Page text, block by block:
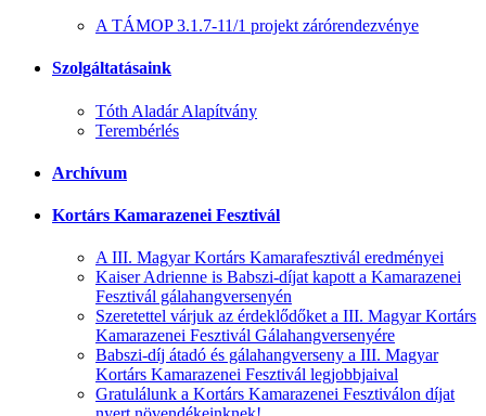
A TÁMOP 3.1.7-11/1 projekt zárórendezvénye
Szolgáltatásaink
Tóth Aladár Alapítvány
Terembérlés
Archívum
Kortárs Kamarazenei Fesztivál
A III. Magyar Kortárs Kamarafesztivál eredményei
Kaiser Adrienne is Babszi-díjat kapott a Kamarazenei
Fesztivál gálahangversenyén
Szeretettel várjuk az érdeklődőket a III. Magyar Kortárs
Kamarazenei Fesztivál Gálahangversenyére
Babszi-díj átadó és gálahangverseny a III. Magyar
Kortárs Kamarazenei Fesztivál legjobbjaival
Gratulálunk a Kortárs Kamarazenei Fesztiválon díjat